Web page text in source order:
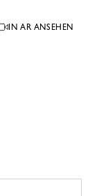
IN AR ANSEHEN